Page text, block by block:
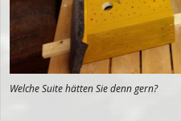
Welche Suite hätten Sie denn gern?